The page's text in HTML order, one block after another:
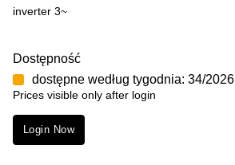
inverter 3~
Dostępność
dostępne według tygodnia: 34/2026
Prices visible only after login
Login Now